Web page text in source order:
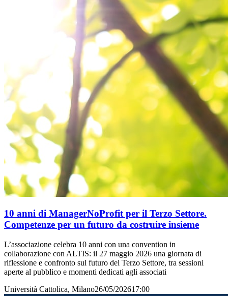
10 anni di ManagerNoProfit per il Terzo Settore.
Competenze per un futuro da costruire insieme
L’associazione celebra 10 anni con una convention in
collaborazione con ALTIS: il 27 maggio 2026 una giornata di
riflessione e confronto sul futuro del Terzo Settore, tra sessioni
aperte al pubblico e momenti dedicati agli associati
Università Cattolica, Milano26/05/202617:00